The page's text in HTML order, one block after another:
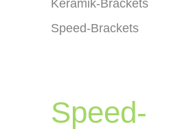
Keramik-Brackets
Speed-Brackets
Speed-